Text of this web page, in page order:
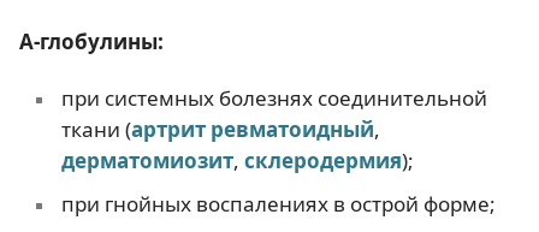
Α-глобулины:
при системных болезнях соединительной
ткани (артрит ревматоидный,
дерматомиозит, склеродермия);
при гнойных воспалениях в острой форме;